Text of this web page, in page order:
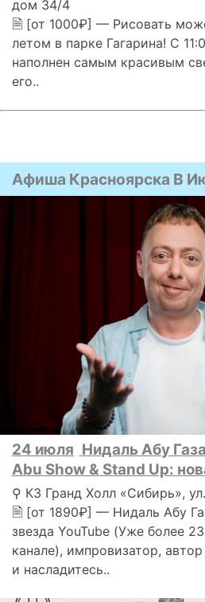
дом 34/4
🗎 [от 1000₽] — Рисовать
летом в парке Гагарина! С
наполнен самым красивым
его..
Афиша Красноярска В
24 июля Нидаль Абу
Abu Show & Stand Up:
⚲ КЗ Гранд Холл «Сибирь»,
🗎 [от 1890₽] — Нидаль Абу
звезда YouTube (Уже более
канале), импровизатор,
и насладитесь..